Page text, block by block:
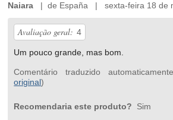
Naiara | de España | sexta-feira 18 de
Avaliação geral: 4
Um pouco grande, mas bom.
Comentário traduzido
original)
Recomendaria este produto? Sim